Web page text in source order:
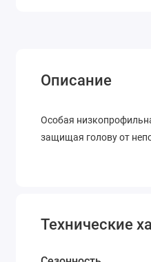
Описание
Особая
защищая голову от
Технические